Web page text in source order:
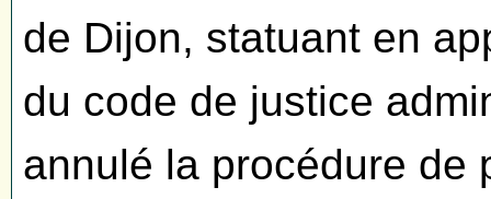
de Dijon, statuant en
du code de justice
annulé la procédure de